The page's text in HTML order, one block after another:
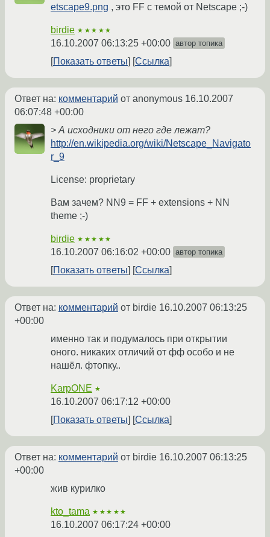
etscape9.png , это FF с темой от Netscape ;-)
birdie ★★★★★
16.10.2007 06:13:25 +00:00 автор топика
Показать ответы Ссылка
Ответ на: комментарий от anonymous 16.10.2007
06:07:48 +00:00
> А исходники от него где лежат?
http://en.wikipedia.org/wiki/Netscape_Navigato
r_9
License: proprietary
Вам зачем? NN9 = FF + extensions + NN
theme ;-)
birdie ★★★★★
16.10.2007 06:16:02 +00:00 автор топика
Показать ответы Ссылка
Ответ на: комментарий от birdie 16.10.2007 06:13:25
+00:00
именно так и подумалось при открытии
оного. никаких отличий от фф особо и не
нашёл. фтопку..
KarpONE ★
16.10.2007 06:17:12 +00:00
Показать ответы
Ссылка
Ответ на: комментарий от birdie 16.10.2007 06:13:25
+00:00
жив курилко
kto_tama ★★★★★
16.10.2007 06:17:24 +00:00